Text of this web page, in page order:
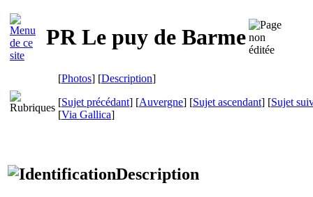
PR Le puy de Barme
[Photos] [Description]
[Sujet précédant] [Auvergne] [Sujet ascendant] [Sujet
[Via Gallica]
Description